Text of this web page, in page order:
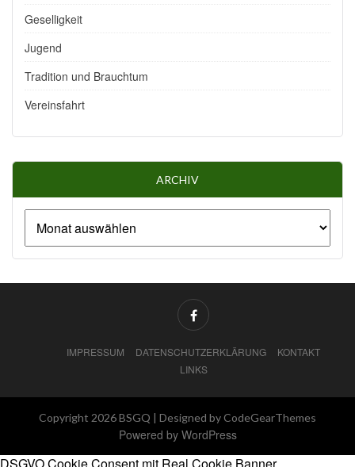
Geselligkeit
Jugend
Tradition und Brauchtum
Vereinsfahrt
ARCHIV
IMPRESSUM DATENSCHUTZERKLÄRUNG
KONTAKT
LINKS
Copyright 2026 BSGQ | Designed by CodeGearThemes
Powered by WordPress
DSGVO Cookie Consent mit Real Cookie Banner